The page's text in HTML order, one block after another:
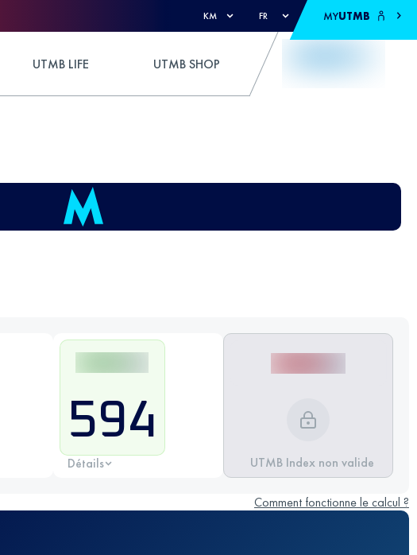
KM FR MYUTMB
UTMB LIFE UTMB SHOP
594
Détails UTMB Index non valide
Comment fonctionne le calcul ?